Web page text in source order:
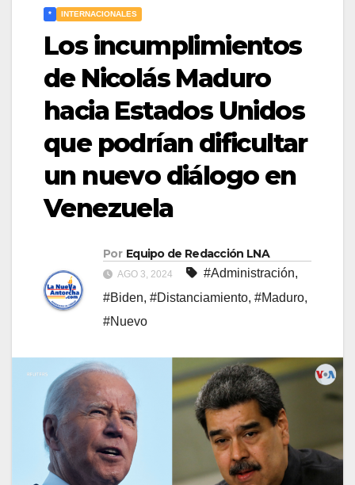
* INTERNACIONALES
Los incumplimientos
de Nicolás Maduro
hacia Estados Unidos
que podrían dificultar
un nuevo diálogo en
Venezuela
Por Equipo de Redacción LNA
AGO 3, 2024 #Administración,
#Biden, #Distanciamiento, #Maduro,
#Nuevo